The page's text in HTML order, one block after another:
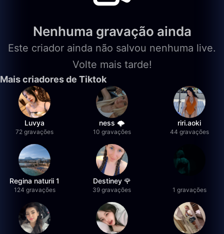
Nenhuma gravação ainda
Este criador ainda não salvou nenhuma live.
Volte mais tarde!
Mais criadores de Tiktok
Luvya
72 gravações
ness 🌩️
10 gravações
riri.aoki
44 gravações
Regina naturii 1
124 gravações
Destiney 🌹
39 gravações 1 gravações